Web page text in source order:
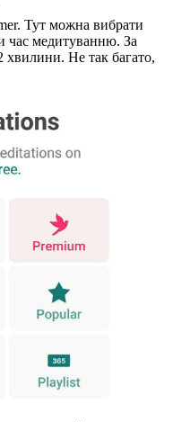
Тут можна вибрати
час медитуванню. За
хвилини. Не так багато,